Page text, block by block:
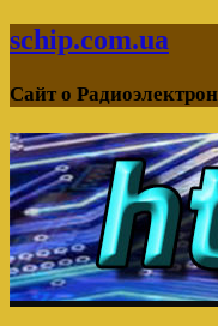
schip.com.ua
Сайт о